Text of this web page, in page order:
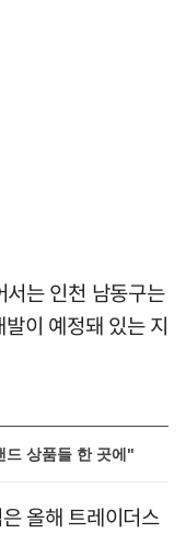
는 인천 남동구는
이 예정돼 있는 지
드 상품들 한 곳에"
올해 트레이더스